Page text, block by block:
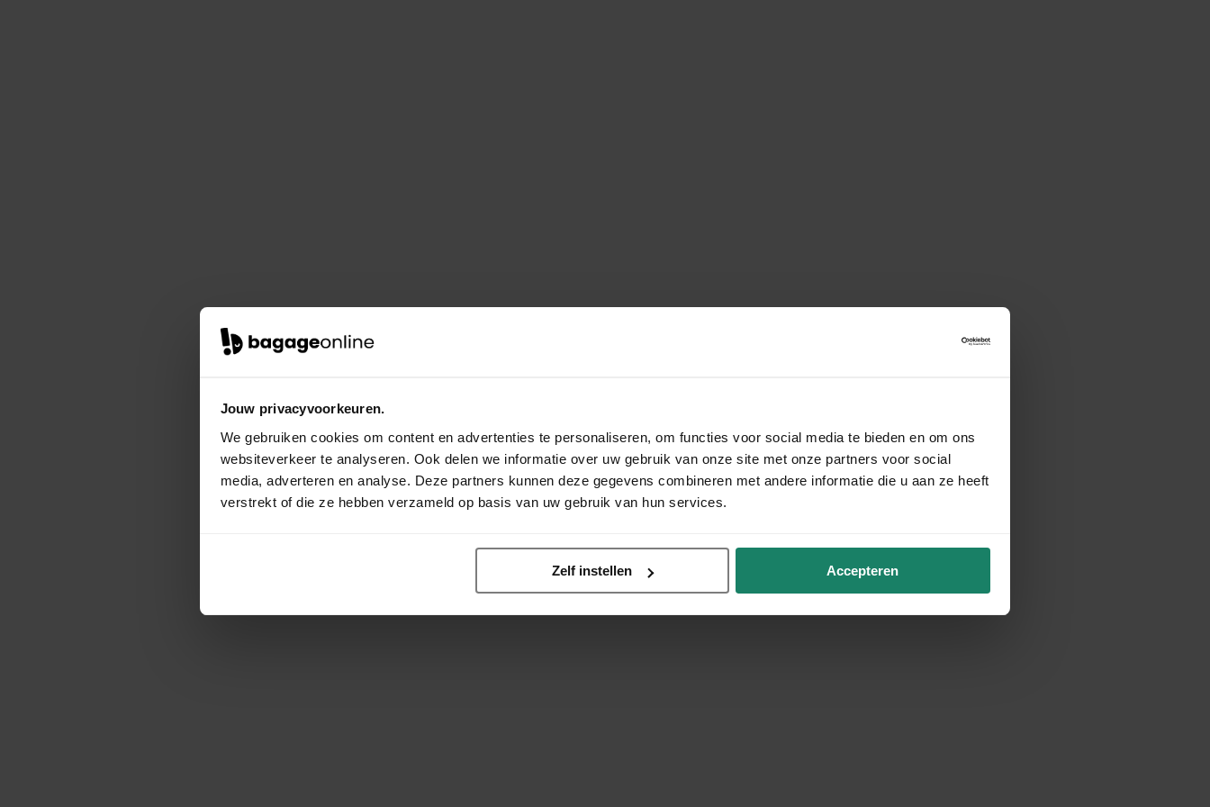
Jouw privacyvoorkeuren.
We gebruiken cookies om content en advertenties te personaliseren, om functies voor social media te bieden en om ons
websiteverkeer te analyseren. Ook delen we informatie over uw gebruik van onze site met onze partners voor social
media, adverteren en analyse. Deze partners kunnen deze gegevens combineren met andere informatie die u aan ze heeft
verstrekt of die ze hebben verzameld op basis van uw gebruik van hun services.
Zelf instellen Accepteren